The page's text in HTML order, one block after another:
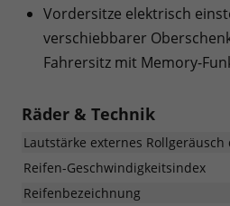
Vordersitze elektrisch
verschiebbarer
Fahrersitz mit Memory-
Räder & Technik
Lautstärke externes Rollgeräusch
Reifen-Geschwindigkeitsindex
Reifenbezeichnung